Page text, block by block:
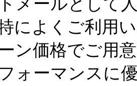
によくご利用
ン価格でご用
ォーマンスに